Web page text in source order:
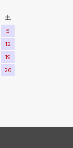
土
5
12
19
26